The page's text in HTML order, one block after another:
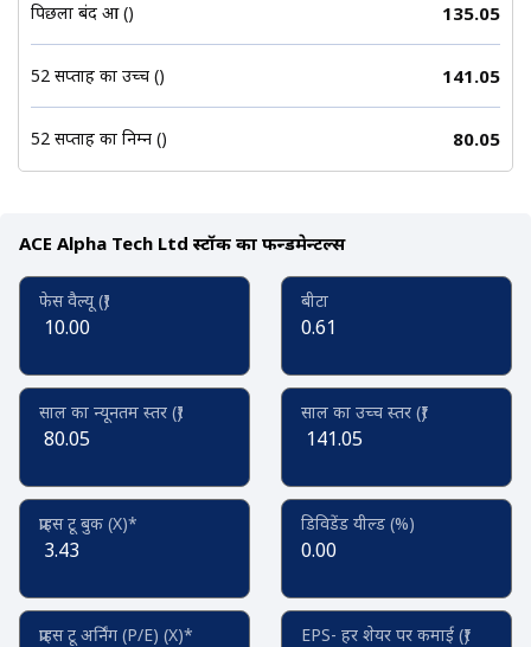
पिछला बंद हुआ (₹) 135.05
52 सप्ताह का उच्च (₹) 141.05
52 सप्ताह का निम्न (₹) 80.05
ACE Alpha Tech Ltd स्टॉक का फन्डमेन्टल्स
फेस वैल्यू (₹)
10.00
बीटा
0.61
साल का न्यूनतम स्तर (₹)
80.05
साल का उच्च स्तर (₹)
141.05
प्राइस टू बुक (X)*
3.43
डिविडेंड यील्ड (%)
0.00
प्राइस टू अर्निंग (P/E) (X)* EPS- हर शेयर पर कमाई (₹)